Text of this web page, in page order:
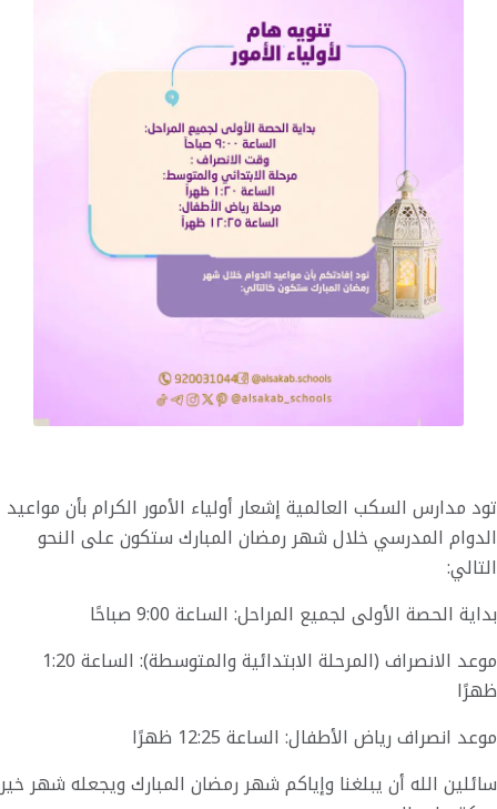
تود مدارس السكب العالمية إشعار أولياء الأمور الكرام بأن مواعيد
الدوام المدرسي خلال شهر رمضان المبارك ستكون على النحو
التالي:
بداية الحصة الأولى لجميع المراحل: الساعة 9:00 صباحًا
موعد الانصراف (المرحلة الابتدائية والمتوسطة): الساعة 1:20
ظهرًا
موعد انصراف رياض الأطفال: الساعة 12:25 ظهرًا
سائلين الله أن يبلغنا وإياكم شهر رمضان المبارك ويجعله شهر خير